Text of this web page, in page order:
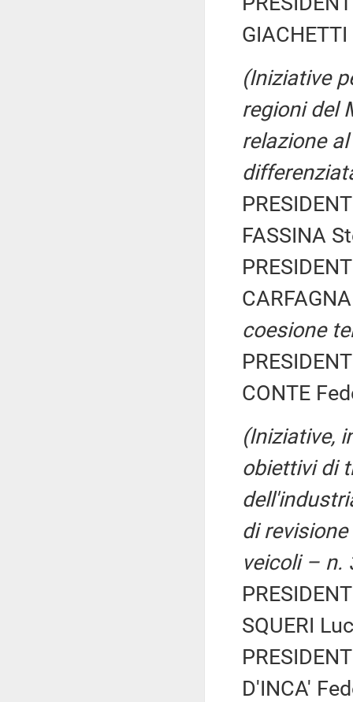
(Iniziative
regioni del
relazione
FASSINA
coesione
CONTE
(Iniziative,
obiettivi di
di
veicoli – n.
SQUERI
D'INCA'